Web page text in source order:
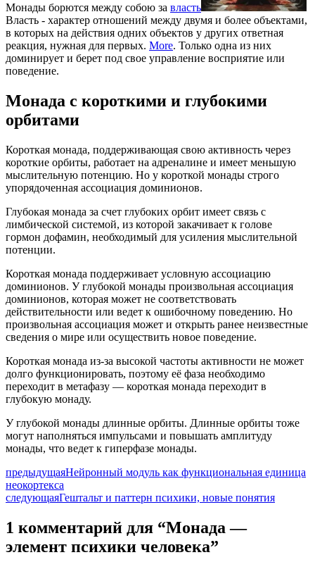
Монады борются между собою за власть
Власть - характер отношений между двумя и более объектами,
в которых на действия одних объектов у других ответная
реакция, нужная для первых. More. Только одна из них
доминирует и берет под свое управление восприятие или
поведение.
Монада с короткими и глубокими
орбитами
Короткая монада, поддерживающая свою активность через
короткие орбиты, работает на адреналине и имеет меньшую
мыслительную потенцию. Но у короткой монады строго
упорядоченная ассоциация доминионов.
Глубокая монада за счет глубоких орбит имеет связь с
лимбической системой, из которой закачивает к голове
гормон дофамин, необходимый для усиления мыслительной
потенции.
Короткая монада поддерживает условную ассоциацию
доминионов. У глубокой монады произвольная ассоциация
доминионов, которая может не соответствовать
действительности или ведет к ошибочному поведению. Но
произвольная ассоциация может и открыть ранее неизвестные
сведения о мире или осуществить новое поведение.
Короткая монада из-за высокой частоты активности не может
долго функционировать, поэтому её фаза необходимо
переходит в метафазу — короткая монада переходит в
глубокую монаду.
У глубокой монады длинные орбиты. Длинные орбиты тоже
могут наполняться импульсами и повышать амплитуду
монады, что ведет к гиперфазе монады.
предыдущаяНейронный модуль как функциональная единица
неокортекса
следующаяГештальт и паттерн психики, новые понятия
1 комментарий для “Монада —
элемент психики человека”